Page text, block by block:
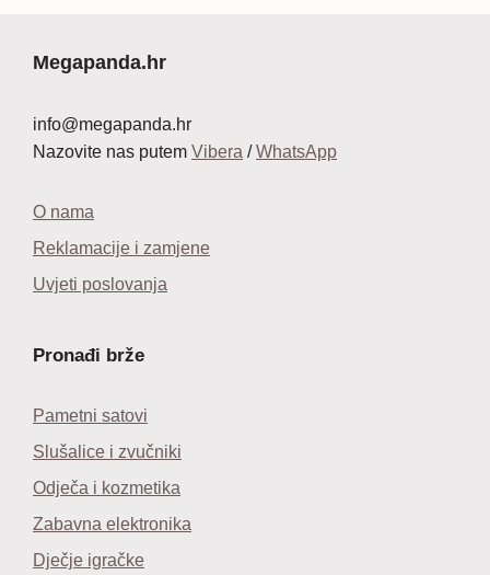
Megapanda.hr
info@megapanda.hr
Nazovite nas putem Vibera /WhatsApp
O nama
Reklamacije i zamjene
Uvjeti poslovanja
Pronađi brže
Pametni satovi
Slušalice i zvučniki
Odječa i kozmetika
Zabavna elektronika
Dječje igračke